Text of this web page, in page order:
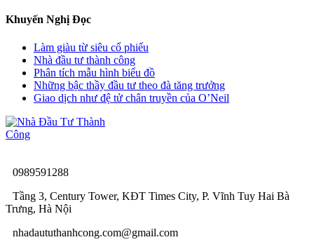
Khuyến Nghị Đọc
Làm giàu từ siêu cổ phiếu
Nhà đầu tư thành công
Phân tích mẫu hình biểu đồ
Những bậc thầy đầu tư theo đà tăng trưởng
Giao dịch như đệ tử chân truyền của O’Neil
0989591288
Tầng 3, Century Tower, KĐT Times City, P. Vĩnh Tuy Hai Bà
Trưng, Hà Nội
nhadaututhanhcong.com@gmail.com